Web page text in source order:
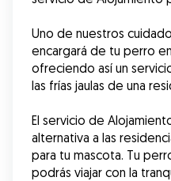
Uno de nuestros
encargará de tu perro
ofreciendo así un
las frías jaulas de una
El servicio de
alternativa a las
para tu mascota. Tu
podrás viajar con la